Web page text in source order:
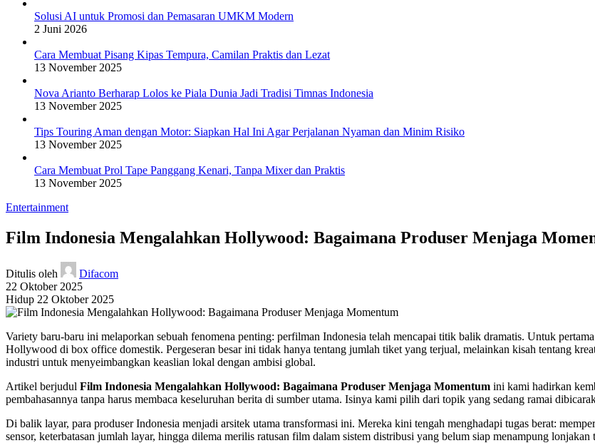
Solusi AI untuk Promosi dan Pemasaran UMKM Modern
2 Juni 2026
Cara Membuat Pisang Kipas Tempura, Camilan Praktis dan Lezat
13 November 2025
Nova Arianto Berharap Lolos ke Piala Dunia Jadi Tradisi Timnas Indonesia
13 November 2025
Tips Touring Aman dengan Motor: Siapkan Hal Ini Agar Perjalanan Nyaman dan Minim Risiko
13 November 2025
Cara Membuat Prol Tape Panggang Kenari, Tanpa Mixer dan Praktis
13 November 2025
Entertainment
Film Indonesia Mengalahkan Hollywood: Bagaimana Produser Menjaga
Ditulis oleh
Difacom
22 Oktober 2025
Hidup 22 Oktober 2025
Variety baru-baru ini melaporkan sebuah fenomena penting: perfilman Indonesia telah mencapai titik balik dramatis. Untuk
Hollywood di box office domestik. Pergeseran besar ini tidak hanya tentang jumlah tiket yang terjual, melainkan kisah tentang
industri untuk menyeimbangkan keaslian lokal dengan ambisi global.
Artikel berjudul Film Indonesia Mengalahkan Hollywood: Bagaimana Produser Menjaga Momentum ini kami hadirkan
pembahasannya tanpa harus membaca keseluruhan berita di sumber utama. Isinya kami pilih dari topik yang sedang ramai
Di balik layar, para produser Indonesia menjadi arsitek utama transformasi ini. Mereka kini tengah menghadapi tugas berat:
sensor, keterbatasan jumlah layar, hingga dilema merilis ratusan film dalam sistem distribusi yang belum siap menampung lonjakan